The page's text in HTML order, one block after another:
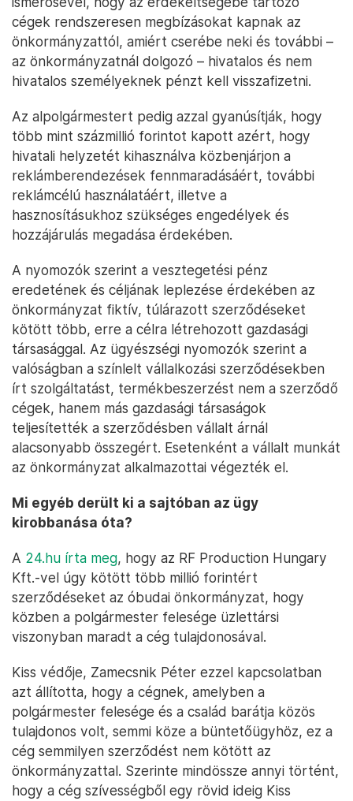
cégek rendszeresen megbízásokat kapnak az
önkormányzattól, amiért cserébe neki és további –
az önkormányzatnál dolgozó – hivatalos és nem
hivatalos személyeknek pénzt kell visszafizetni.
Az alpolgármestert pedig azzal gyanúsítják, hogy
több mint százmillió forintot kapott azért, hogy
hivatali helyzetét kihasználva közbenjárjon a
reklámberendezések fennmaradásáért, további
reklámcélú használatáért, illetve a
hasznosításukhoz szükséges engedélyek és
hozzájárulás megadása érdekében.
A nyomozók szerint a vesztegetési pénz
eredetének és céljának leplezése érdekében az
önkormányzat fiktív, túlárazott szerződéseket
kötött több, erre a célra létrehozott gazdasági
társasággal. Az ügyészségi nyomozók szerint a
valóságban a színlelt vállalkozási szerződésekben
írt szolgáltatást, termékbeszerzést nem a szerződő
cégek, hanem más gazdasági társaságok
teljesítették a szerződésben vállalt árnál
alacsonyabb összegért. Esetenként a vállalt munkát
az önkormányzat alkalmazottai végezték el.
Mi egyéb derült ki a sajtóban az ügy
kirobbanása óta?
A 24.hu írta meg, hogy az RF Production Hungary
Kft.-vel úgy kötött több millió forintért
szerződéseket az óbudai önkormányzat, hogy
közben a polgármester felesége üzlettársi
viszonyban maradt a cég tulajdonosával.
Kiss védője, Zamecsnik Péter ezzel kapcsolatban
azt állította, hogy a cégnek, amelyben a
polgármester felesége és a család barátja közös
tulajdonos volt, semmi köze a büntetőügyhöz, ez a
cég semmilyen szerződést nem kötött az
önkormányzattal. Szerinte mindössze annyi történt,
hogy a cég szívességből egy rövid ideig Kiss